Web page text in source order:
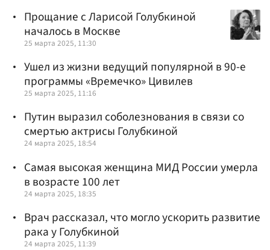
Прощание с Ларисой Голубкиной
началось в Москве
25 марта 2025, 11:30
Ушел из жизни ведущий популярной в 90-е
программы «Времечко» Цивилев
25 марта 2025, 11:16
Путин выразил соболезнования в связи со
смертью актрисы Голубкиной
24 марта 2025, 18:54
Самая высокая женщина МИД России умерла
в возрасте 100 лет
24 марта 2025, 18:35
Врач рассказал, что могло ускорить развитие
рака у Голубкиной
24 марта 2025, 11:39